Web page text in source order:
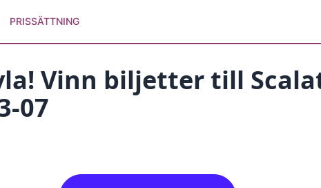
PRISSÄTTNING
Vinn biljetter till
07